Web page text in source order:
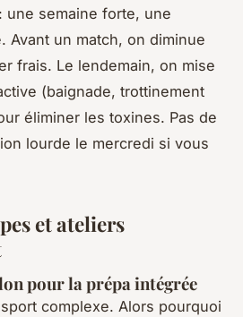
une semaine forte, une
Avant un match, on diminue
frais. Le lendemain, on mise
(baignade, trottinement
éliminer les toxines. Pas de
lourde le mercredi si vous
et ateliers
pour la prépa intégrée
complexe. Alors pourquoi